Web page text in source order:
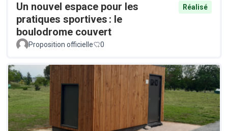
Un nouvel espace pour les
pratiques sportives : le
boulodrome couvert
Réalisé
Proposition officielle 0